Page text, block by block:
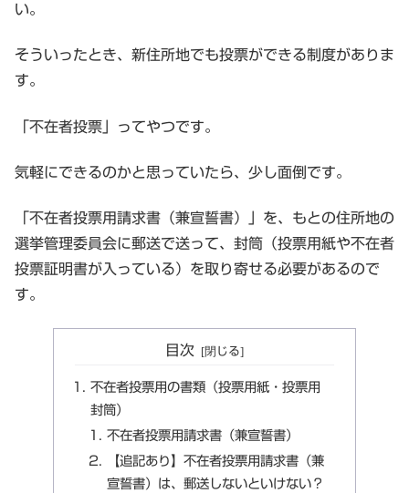
い。
そういったとき、新住所地でも投票ができる制度がありま
す。
「不在者投票」ってやつです。
気軽にできるのかと思っていたら、少し面倒です。
「不在者投票用請求書（兼宣誓書）」を、もとの住所地の
選挙管理委員会に郵送で送って、封筒（投票用紙や不在者
投票証明書が入っている）を取り寄せる必要があるので
す。
目次
不在者投票用の書類（投票用紙・投票用
封筒）
不在者投票用請求書（兼宣誓書）
【追記あり】不在者投票用請求書（兼
宣誓書）は、郵送しないといけない？